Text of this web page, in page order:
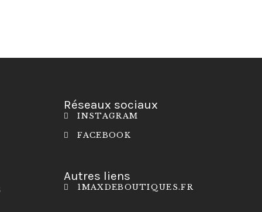
Réseaux sociaux
INSTAGRAM
FACEBOOK
Autres liens
1MAXDEBOUTIQUES.FR